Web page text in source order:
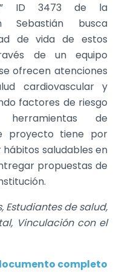
ID 3473 de la
Sebastián busca
de vida de estos
de un equipo
ofrecen atenciones
cardiovascular y
factores de riesgo
de
proyecto tiene por
saludables en
propuestas de
Estudiantes de salud,
Vinculación con el
completo